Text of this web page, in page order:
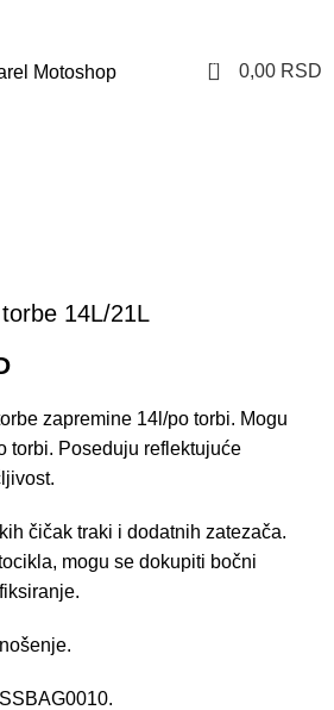
0 0,00 RSD
14L/21L
zapremine 14l/po torbi. Mogu
torbi. Poseduju reflektujuće
čičak traki i dodatnih zatezača.
mogu se dokupiti bočni